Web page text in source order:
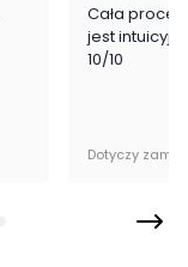
Cała
jest
10/10
Dotyczy